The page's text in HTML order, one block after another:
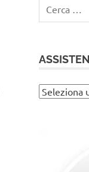
per:
Assistenza